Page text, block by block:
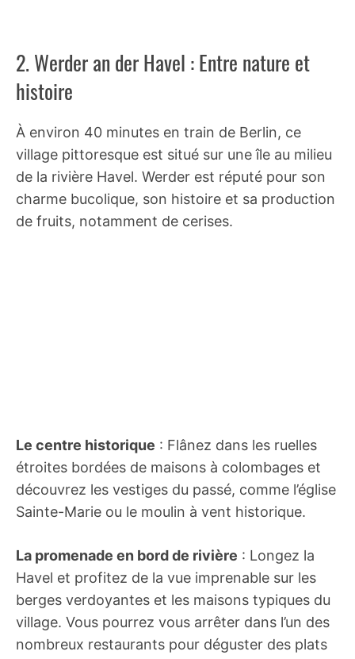
2. Werder an der Havel : Entre nature et
histoire
À environ 40 minutes en train de Berlin, ce
village pittoresque est situé sur une île au milieu
de la rivière Havel. Werder est réputé pour son
charme bucolique, son histoire et sa production
de fruits, notamment de cerises.
Le centre historique : Flânez dans les ruelles
étroites bordées de maisons à colombages et
découvrez les vestiges du passé, comme l’église
Sainte-Marie ou le moulin à vent historique.
La promenade en bord de rivière : Longez la
Havel et profitez de la vue imprenable sur les
berges verdoyantes et les maisons typiques du
village. Vous pourrez vous arrêter dans l’un des
nombreux restaurants pour déguster des plats